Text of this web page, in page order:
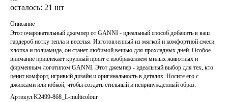
осталось: 21 шт
Описание
Этот очаровательный джемпер от GANNI - идеальный способ добавить в ваш
гардероб нотку тепла и веселья. Изготовленный из мягкой и комфортной смеси
хлопка и полиамида, он станет любимой вещью для прохладных дней. Особое
внимание привлекает крупный принт с изображением милых животных и
фирменным логотипом GANNI. Этот джемпер - идеальный выбор для тех, кто
ценит комфорт, игривый дизайн и оригинальность в деталях. Носите его с
джинсами или юбкой, чтобы создать стильный и непринужденный образ.
Артикул:K2499-868_L-multicolour